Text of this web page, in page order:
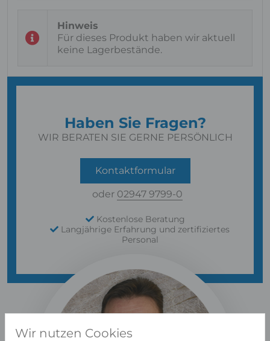
Für dieses Produkt haben wir aktuell
keine Lagerbestände.
Haben Sie Fragen?
WIR BERATEN SIE GERNE PERSÖNLICH
Kontaktformular
oder 02947 9799-0
Kostenlose Beratung
Langjährige Erfahrung und zertifiziertes
Personal
Wir nutzen Cookies